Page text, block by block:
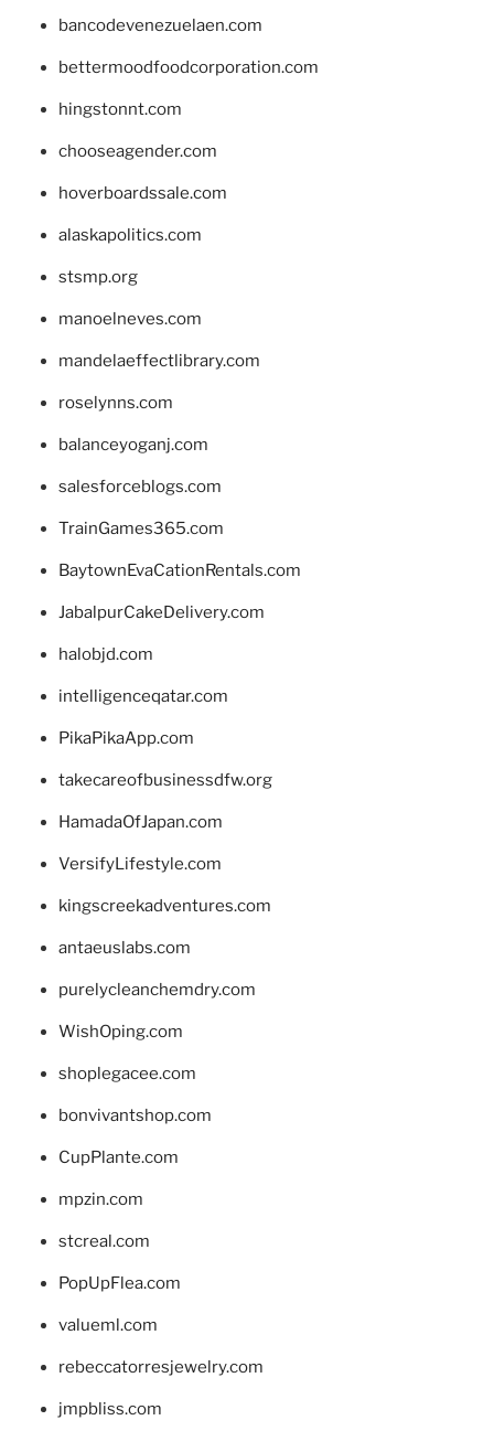
bancodevenezuelaen.com
bettermoodfoodcorporation.com
hingstonnt.com
chooseagender.com
hoverboardssale.com
alaskapolitics.com
stsmp.org
manoelneves.com
mandelaeffectlibrary.com
roselynns.com
balanceyoganj.com
salesforceblogs.com
TrainGames365.com
BaytownEvaCationRentals.com
JabalpurCakeDelivery.com
halobjd.com
intelligenceqatar.com
PikaPikaApp.com
takecareofbusinessdfw.org
HamadaOfJapan.com
VersifyLifestyle.com
kingscreekadventures.com
antaeuslabs.com
purelycleanchemdry.com
WishOping.com
shoplegacee.com
bonvivantshop.com
CupPlante.com
mpzin.com
stcreal.com
PopUpFlea.com
valueml.com
rebeccatorresjewelry.com
jmpbliss.com